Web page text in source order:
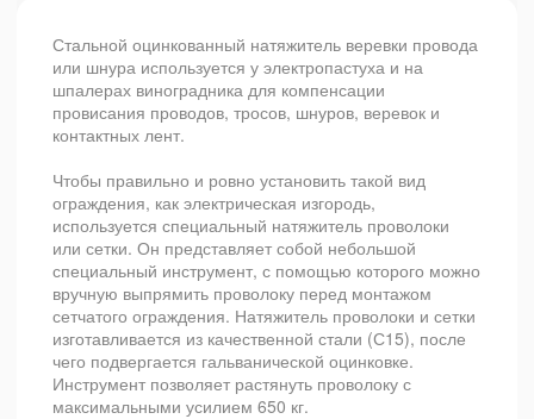
Стальной оцинкованный натяжитель веревки провода
или шнура используется у электропастуха и на
шпалерах виноградника для компенсации
провисания проводов, тросов, шнуров, веревок и
контактных лент.
Чтобы правильно и ровно установить такой вид
ограждения, как электрическая изгородь,
используется специальный натяжитель проволоки
или сетки. Он представляет собой небольшой
специальный инструмент, с помощью которого можно
вручную выпрямить проволоку перед монтажом
сетчатого ограждения. Натяжитель проволоки и сетки
изготавливается из качественной стали (С15), после
чего подвергается гальванической оцинковке.
Инструмент позволяет растянуть проволоку с
максимальными усилием 650 кг.